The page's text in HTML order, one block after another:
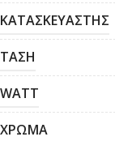
ΚΑΤΑΣΚΕΥΑΣΤΗΣ
ΤΑΣΗ
WATT
ΧΡΩΜΑ